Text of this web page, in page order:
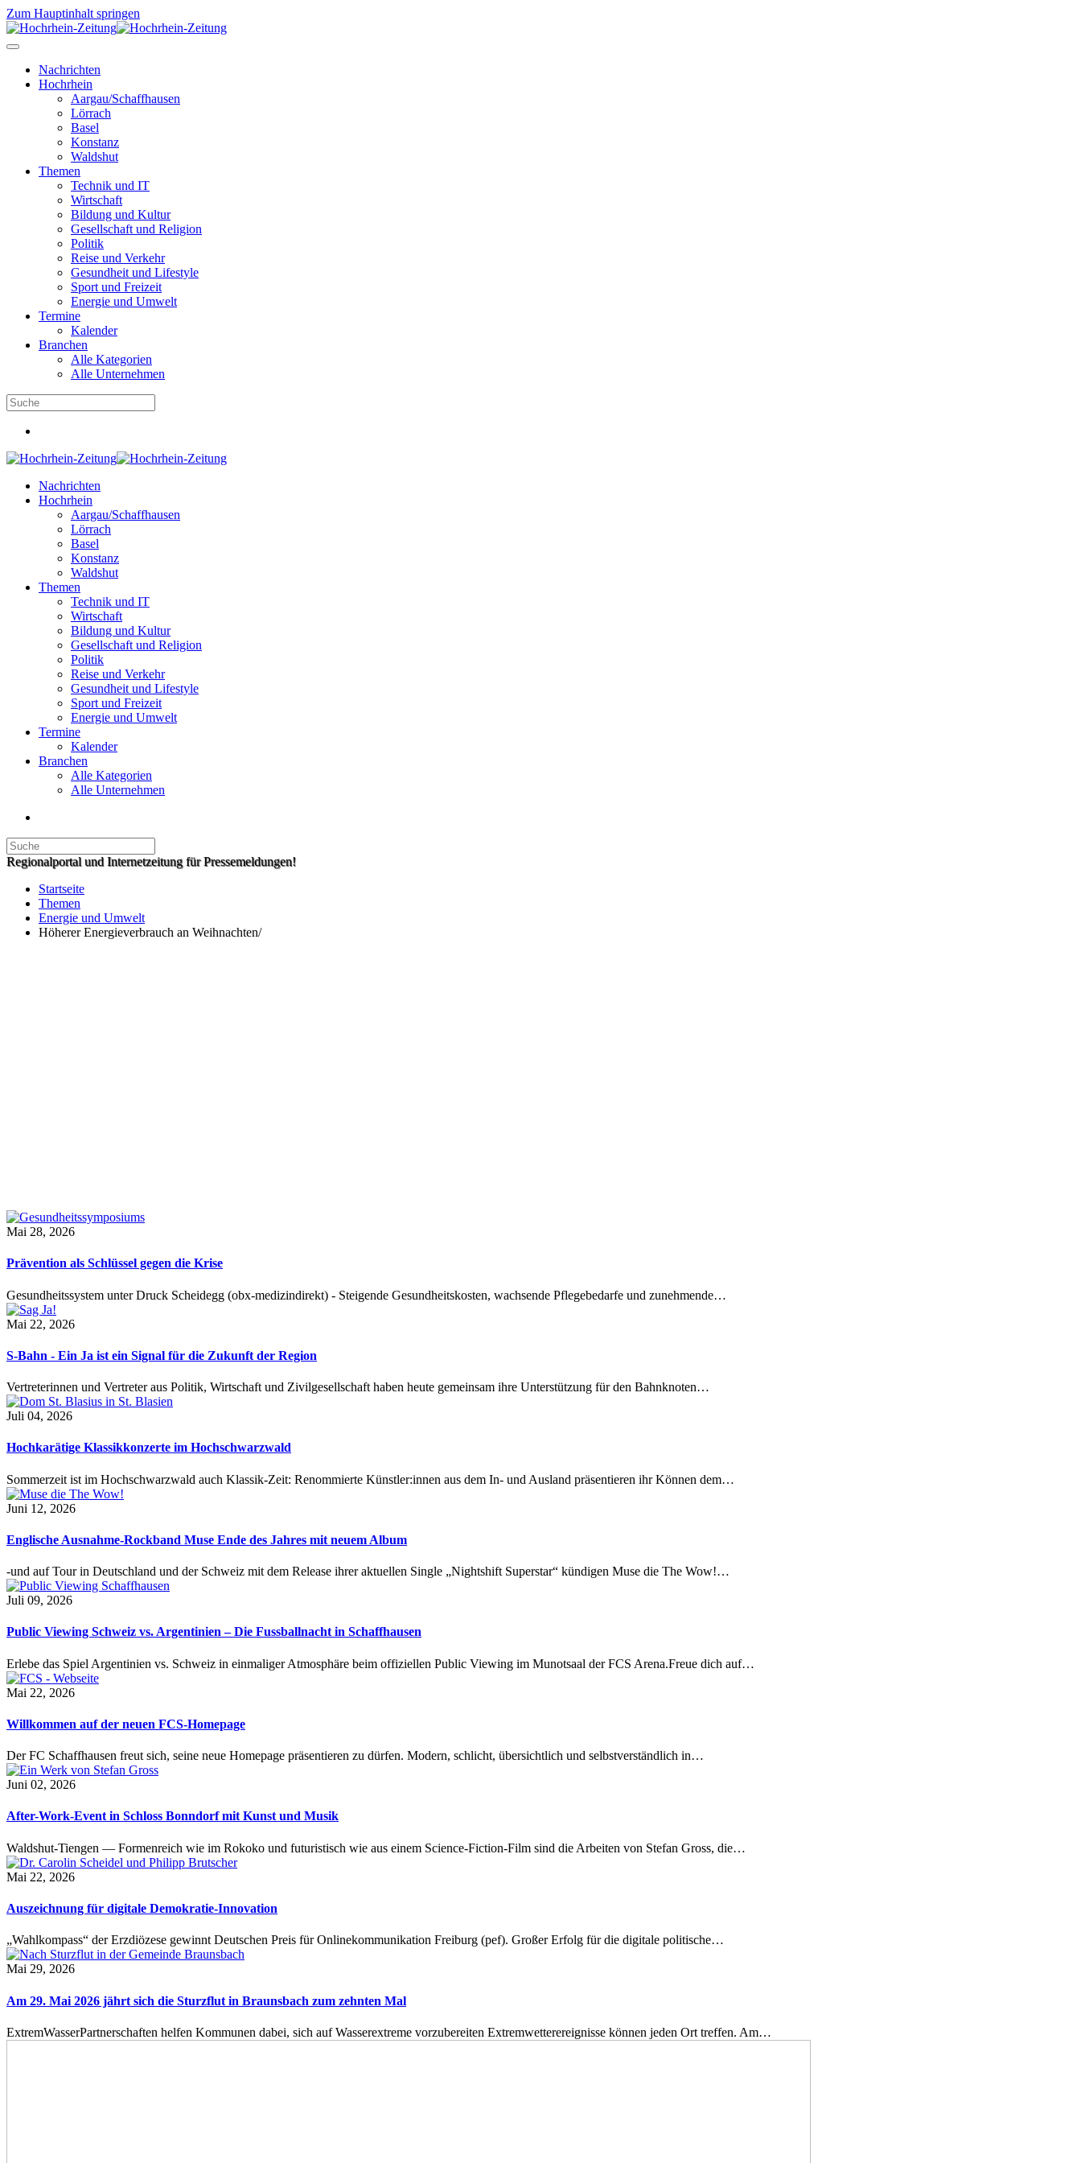
Zum Hauptinhalt springen
Nachrichten
Hochrhein
Aargau/Schaffhausen
Lörrach
Basel
Konstanz
Waldshut
Themen
Technik und IT
Wirtschaft
Bildung und Kultur
Gesellschaft und Religion
Politik
Reise und Verkehr
Gesundheit und Lifestyle
Sport und Freizeit
Energie und Umwelt
Termine
Kalender
Branchen
Alle Kategorien
Alle Unternehmen
Nachrichten
Hochrhein
Aargau/Schaffhausen
Lörrach
Basel
Konstanz
Waldshut
Themen
Technik und IT
Wirtschaft
Bildung und Kultur
Gesellschaft und Religion
Politik
Reise und Verkehr
Gesundheit und Lifestyle
Sport und Freizeit
Energie und Umwelt
Termine
Kalender
Branchen
Alle Kategorien
Alle Unternehmen
Regionalportal und Internetzeitung für Pressemeldungen!
Startseite
Themen
Energie und Umwelt
Höherer Energieverbrauch an Weihnachten/
Mai 28, 2026
Prävention als Schlüssel gegen die Krise
Gesundheitssystem unter Druck Scheidegg (obx-medizindirekt) - Steigende Gesundheitskosten, wachsende Pflegebedarfe und zunehmende…
Mai 22, 2026
S-Bahn - Ein Ja ist ein Signal für die Zukunft der Region
Vertreterinnen und Vertreter aus Politik, Wirtschaft und Zivilgesellschaft haben heute gemeinsam ihre Unterstützung für den Bahnknoten…
Juli 04, 2026
Hochkarätige Klassikkonzerte im Hochschwarzwald
Sommerzeit ist im Hochschwarzwald auch Klassik-Zeit: Renommierte Künstler:innen aus dem In- und Ausland präsentieren ihr Können dem…
Juni 12, 2026
Englische Ausnahme-Rockband Muse Ende des Jahres mit neuem Album
-und auf Tour in Deutschland und der Schweiz mit dem Release ihrer aktuellen Single „Nightshift Superstar“ kündigen Muse die The Wow!…
Juli 09, 2026
Public Viewing Schweiz vs. Argentinien – Die Fussballnacht in Schaffhausen
Erlebe das Spiel Argentinien vs. Schweiz in einmaliger Atmosphäre beim offiziellen Public Viewing im Munotsaal der FCS Arena.Freue dich auf…
Mai 22, 2026
Willkommen auf der neuen FCS-Homepage
Der FC Schaffhausen freut sich, seine neue Homepage präsentieren zu dürfen. Modern, schlicht, übersichtlich und selbstverständlich in…
Juni 02, 2026
After-Work-Event in Schloss Bonndorf mit Kunst und Musik
Waldshut-Tiengen — Formenreich wie im Rokoko und futuristisch wie aus einem Science-Fiction-Film sind die Arbeiten von Stefan Gross, die…
Mai 22, 2026
Auszeichnung für digitale Demokratie-Innovation
„Wahlkompass“ der Erzdiözese gewinnt Deutschen Preis für Onlinekommunikation Freiburg (pef). Großer Erfolg für die digitale politische…
Mai 29, 2026
Am 29. Mai 2026 jährt sich die Sturzflut in Braunsbach zum zehnten Mal
ExtremWasserPartnerschaften helfen Kommunen dabei, sich auf Wasserextreme vorzubereiten Extremwetterereignisse können jeden Ort treffen. Am…